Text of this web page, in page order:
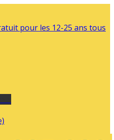
pour les 12-25 ans tous